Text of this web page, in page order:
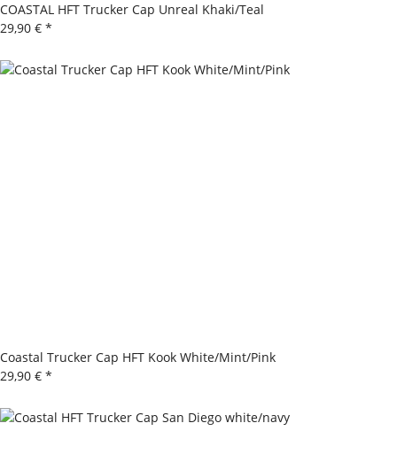
COASTAL HFT Trucker Cap Unreal Khaki/Teal
29,90 € *
Coastal Trucker Cap HFT Kook White/Mint/Pink
29,90 € *